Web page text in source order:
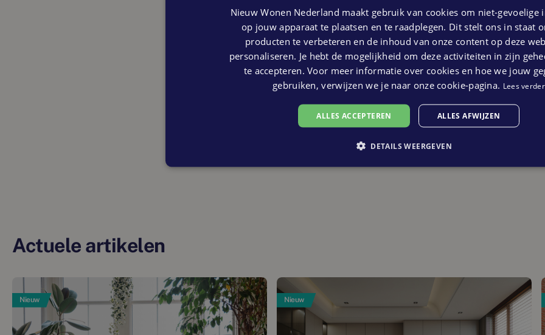
Actuele artikelen
Nieuw Nieuw
Nieuw Wonen Nederland maakt gebruik van cookies om niet-gevoelige
op jouw apparaat te plaatsen en te raadplegen. Dit stelt ons in staat
producten te verbeteren en de inhoud van onze content op deze
personaliseren. Je hebt de mogelijkheid om deze activiteiten in zijn
te accepteren. Voor meer informatie over cookies en hoe we jouw
gebruiken, verwijzen we je naar onze cookie-pagina. Lees verder
ALLES ACCEPTEREN ALLES AFWIJZEN
DETAILS WEERGEVEN